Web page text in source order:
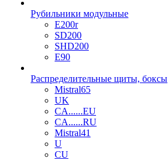
Рубильники модульные
E200r
SD200
SHD200
E90
Распределительные щиты, боксы
Mistral65
UK
CA......EU
CA......RU
Mistral41
U
CU